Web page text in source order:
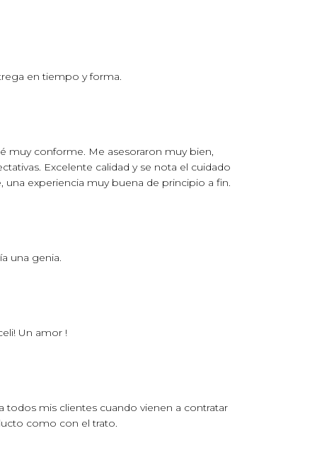
en tiempo y forma.
muy conforme. Me asesoraron muy bien,
Excelente calidad y se nota el cuidado
experiencia muy buena de principio a fin.
una genia.
Un amor !
todos mis clientes cuando vienen a contratar
como con el trato.